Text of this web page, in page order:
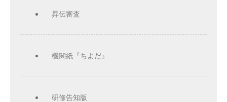
昇伝審査
機関紙『ちよだ』
研修告知版